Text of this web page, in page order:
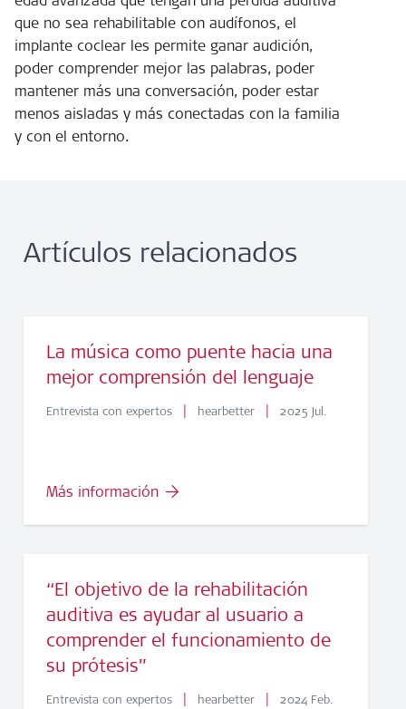
que no sea rehabilitable con audífonos, el
implante coclear les permite ganar audición,
poder comprender mejor las palabras, poder
mantener más una conversación, poder estar
menos aisladas y más conectadas con la familia
y con el entorno.
Artículos relacionados
La música como puente hacia una
mejor comprensión del lenguaje
Entrevista con expertos | hearbetter | 2025 Jul.
Más información
“El objetivo de la rehabilitación
auditiva es ayudar al usuario a
comprender el funcionamiento de
su prótesis”
Entrevista con expertos | hearbetter | 2024 Feb.